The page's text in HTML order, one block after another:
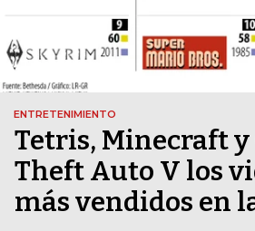
ENTRETENIMIENTO
Tetris, Minecraft
Theft Auto V los
más vendidos en